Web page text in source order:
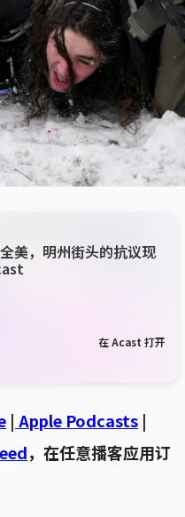
美，明州街头的抗议现
在 Acast 打开
| Apple Podcasts |
，在任意播客应用订